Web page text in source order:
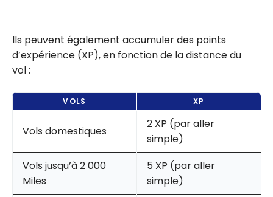
Ils peuvent également accumuler des points
d’expérience (XP), en fonction de la distance du
vol :
VOLS XP
Vols domestiques
2 XP (par aller
simple)
Vols jusqu’à 2 000
Miles
5 XP (par aller
simple)